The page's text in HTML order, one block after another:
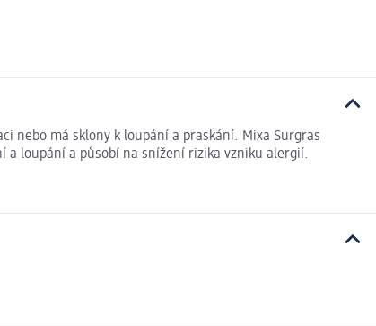
nebo má sklony k loupání a praskání. Mixa Surgras
a loupání a působí na snížení rizika vzniku alergií.